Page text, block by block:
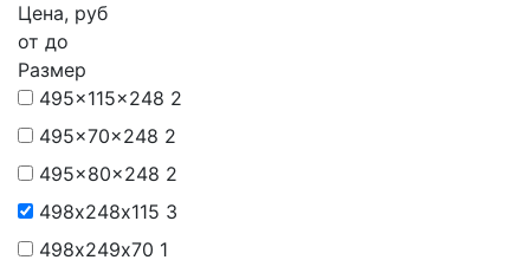
Цена, руб
от до
Размер
495x115x248 2
495x70x248 2
495x80x248 2
498х248х115 3
498х249х70 1